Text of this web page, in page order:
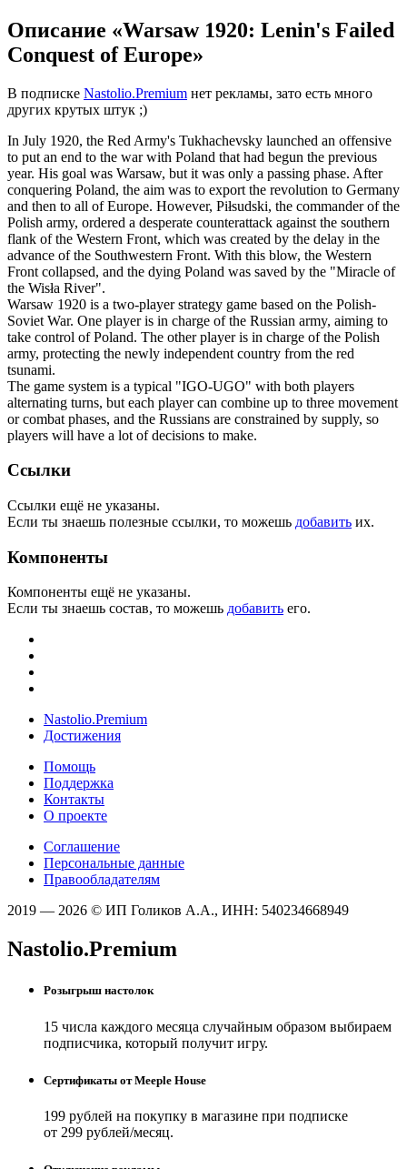
Описание «Warsaw 1920: Lenin's Failed
Conquest of Europe»
В подписке Nastolio.Premium нет рекламы, зато есть много
других крутых штук ;)
In July 1920, the Red Army's Tukhachevsky launched an offensive
to put an end to the war with Poland that had begun the previous
year. His goal was Warsaw, but it was only a passing phase. After
conquering Poland, the aim was to export the revolution to Germany
and then to all of Europe. However, Piłsudski, the commander of the
Polish army, ordered a desperate counterattack against the southern
flank of the Western Front, which was created by the delay in the
advance of the Southwestern Front. With this blow, the Western
Front collapsed, and the dying Poland was saved by the "Miracle of
the Wisła River".
Warsaw 1920 is a two-player strategy game based on the Polish-
Soviet War. One player is in charge of the Russian army, aiming to
take control of Poland. The other player is in charge of the Polish
army, protecting the newly independent country from the red
tsunami.
The game system is a typical "IGO-UGO" with both players
alternating turns, but each player can combine up to three movement
or combat phases, and the Russians are constrained by supply, so
players will have a lot of decisions to make.
Ссылки
Ссылки ещё не указаны.
Если ты знаешь полезные ссылки, то можешь добавить их.
Компоненты
Компоненты ещё не указаны.
Если ты знаешь состав, то можешь добавить его.
Nastolio.Premium
Достижения
Помощь
Поддержка
Контакты
О проекте
Соглашение
Персональные данные
Правообладателям
2019 — 2026 © ИП Голиков А.А., ИНН: 540234668949
Nastolio.Premium
Розыгрыш настолок
15 числа каждого месяца случайным образом выбираем
подписчика, который получит игру.
Сертификаты от Meeple House
199 рублей на покупку в магазине при подписке
от 299 рублей/месяц.